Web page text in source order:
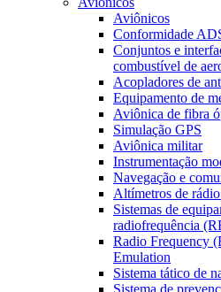
Aviônicos
Conformidade
Conjuntos e
combustível de
Acopladores de
Equipamento de
Aviônica de fibra
Simulação GPS
Aviônica militar
Instrumentação
Navegação e
Altímetros de
Sistemas de
radiofrequência
Radio Frequency
Emulation
Sistema tático de